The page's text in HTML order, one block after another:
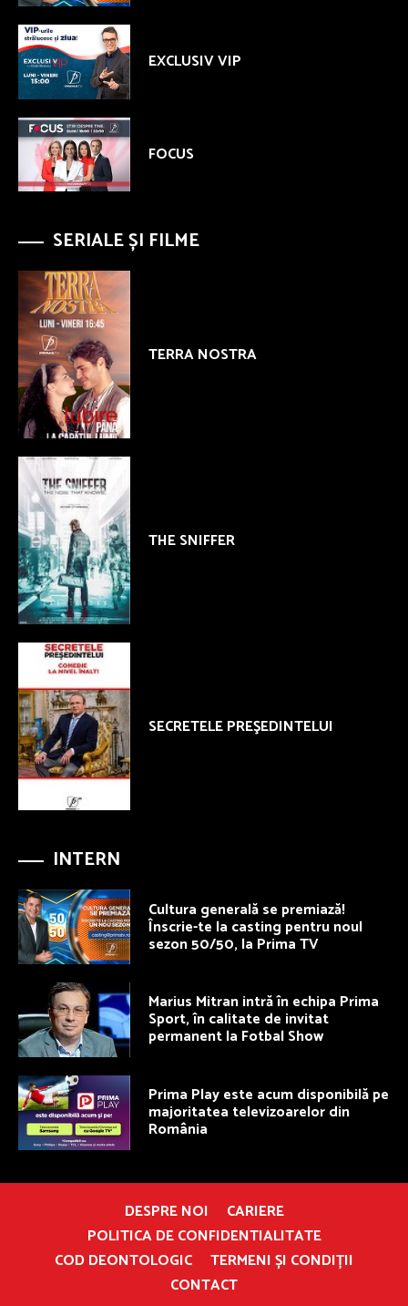
EXCLUSIV VIP
FOCUS
SERIALE ȘI FILME
TERRA NOSTRA
THE SNIFFER
SECRETELE PREŞEDINTELUI
INTERN
Cultura generală se premiază!
Înscrie-te la casting pentru noul
sezon 50/50, la Prima TV
Marius Mitran intră în echipa Prima
Sport, în calitate de invitat
permanent la Fotbal Show
Prima Play este acum disponibilă pe
majoritatea televizoarelor din
România
DESPRE NOI
CARIERE
POLITICA DE CONFIDENTIALITATE
COD DEONTOLOGIC
TERMENI ȘI CONDIȚII
CONTACT